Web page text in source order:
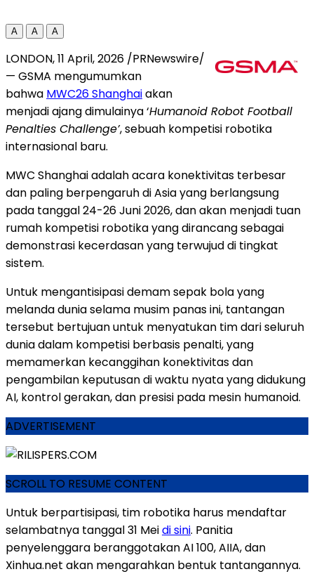
A A A
LONDON,11 April, 2026 /PRNewswire/
— GSMA mengumumkan
bahwa MWC26 Shanghaiakan
menjadi ajang dimulainya ‘Humanoid Robot Football
Penalties Challenge’, sebuah kompetisi robotika
internasional baru.
MWC Shanghai adalah acara konektivitas terbesar
dan paling berpengaruh di Asia yang berlangsung
pada tanggal 24-26 Juni 2026, dan akan menjadi tuan
rumah kompetisi robotika yang dirancang sebagai
demonstrasi kecerdasan yang terwujud di tingkat
sistem.
Untuk mengantisipasi demam sepak bola yang
melanda dunia selama musim panas ini, tantangan
tersebut bertujuan untuk menyatukan tim dari seluruh
dunia dalam kompetisi berbasis penalti, yang
memamerkan kecanggihan konektivitas dan
pengambilan keputusan di waktu nyata yang didukung
AI, kontrol gerakan, dan presisi pada mesin humanoid.
ADVERTISEMENT
SCROLL TO RESUME CONTENT
Untuk berpartisipasi, tim robotika harus mendaftar
selambatnya tanggal 31 Meidi sini. Panitia
penyelenggara beranggotakan AI 100, AIIA, dan
Xinhua.net akan mengarahkan bentuk tantangannya.